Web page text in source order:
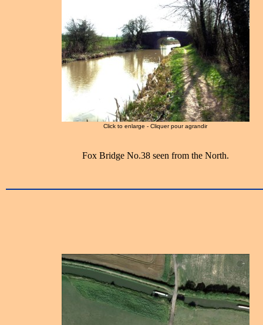
Click to enlarge - Cliquer pour agrandir
Fox Bridge No.38 seen from the North.